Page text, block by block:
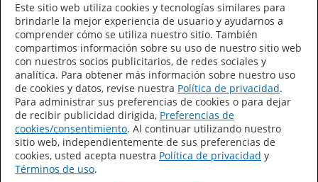
Declaración de accesibilidad
Mapa del sitio
Términos de uso
Privacidad
Sus preferencias de privacidad
Ley de Cadenas de Suministro de California
Este sitio web utiliza cookies y tecnologías similares para
brindarle la mejor experiencia de usuario y ayudarnos a
comprender cómo se utiliza nuestro sitio. También
compartimos información sobre su uso de nuestro sitio web
con nuestros socios publicitarios, de redes sociales y
analítica. Para obtener más información sobre nuestro uso
de cookies y datos, revise nuestra Política de privacidad.
Para administrar sus preferencias de cookies o para dejar
de recibir publicidad dirigida, Preferencias de
cookies/consentimiento. Al continuar utilizando nuestro
sitio web, independientemente de sus preferencias de
cookies, usted acepta nuestra Política de privacidad y
Términos de uso.